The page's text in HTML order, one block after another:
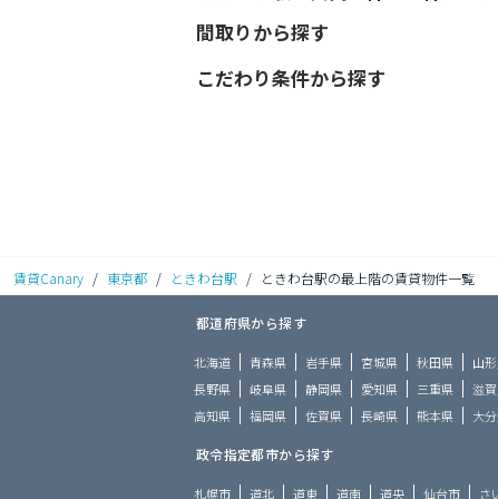
間取りから探す
こだわり条件から探す
賃貸Canary / 東京都 / ときわ台駅 / ときわ台駅の最上階の賃貸物件一覧
都道府県から探す
北海道 青森県 岩手県 宮城県 秋田県 山
長野県
岐阜県 静岡県 愛知県 三重県 滋
高知県
福岡県 佐賀県 長崎県 熊本県 大
政令指定都市から探す
札幌市 道北 道東 道南 道央 仙台市 さ